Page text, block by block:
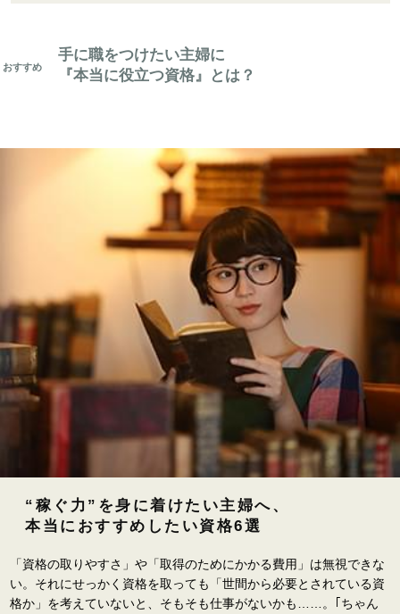
手に職をつけたい主婦に
『本当に役立つ資格』とは？
“稼ぐ力”を身に着けたい主婦へ、
本当におすすめしたい資格6選
「資格の取りやすさ」や「取得のためにかかる費用」は無視できな
い。それにせっかく資格を取っても「世間から必要とされている資
格か」を考えていないと、そもそも仕事がないかも……。｢ちゃん